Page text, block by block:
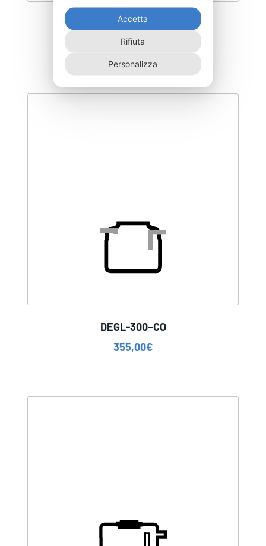
DEGK-400–CO
555,00
DEGL-300–CO
355,00€
Accetta
Rifiuta
Personalizza